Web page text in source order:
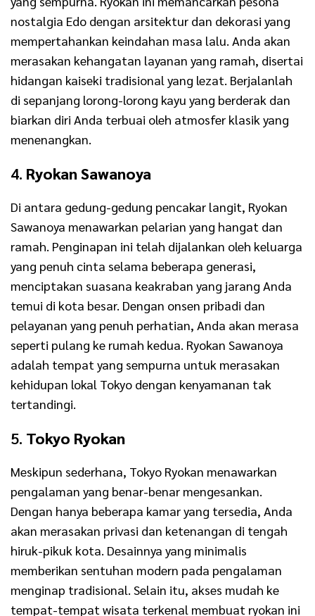
nostalgia Edo dengan arsitektur dan dekorasi yang
mempertahankan keindahan masa lalu. Anda akan
merasakan kehangatan layanan yang ramah, disertai
hidangan kaiseki tradisional yang lezat. Berjalanlah
di sepanjang lorong-lorong kayu yang berderak dan
biarkan diri Anda terbuai oleh atmosfer klasik yang
menenangkan.
4. Ryokan Sawanoya
Di antara gedung-gedung pencakar langit, Ryokan
Sawanoya menawarkan pelarian yang hangat dan
ramah. Penginapan ini telah dijalankan oleh keluarga
yang penuh cinta selama beberapa generasi,
menciptakan suasana keakraban yang jarang Anda
temui di kota besar. Dengan onsen pribadi dan
pelayanan yang penuh perhatian, Anda akan merasa
seperti pulang ke rumah kedua. Ryokan Sawanoya
adalah tempat yang sempurna untuk merasakan
kehidupan lokal Tokyo dengan kenyamanan tak
tertandingi.
5. Tokyo Ryokan
Meskipun sederhana, Tokyo Ryokan menawarkan
pengalaman yang benar-benar mengesankan.
Dengan hanya beberapa kamar yang tersedia, Anda
akan merasakan privasi dan ketenangan di tengah
hiruk-pikuk kota. Desainnya yang minimalis
memberikan sentuhan modern pada pengalaman
menginap tradisional. Selain itu, akses mudah ke
tempat-tempat wisata terkenal membuat ryokan ini